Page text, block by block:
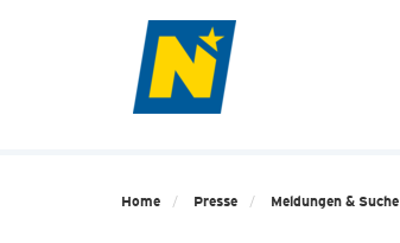
Home Presse Meldungen & Suche